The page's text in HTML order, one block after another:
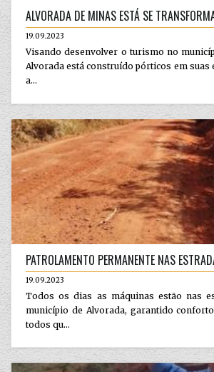
ALVORADA DE MINAS ESTÁ SE
19.09.2023
Visando desenvolver o turismo no
Alvorada está construído pórticos em suas
a...
PATROLAMENTO PERMANENTE NAS
19.09.2023
Todos os dias as máquinas estão nas
município de Alvorada, garantido
todos qu...